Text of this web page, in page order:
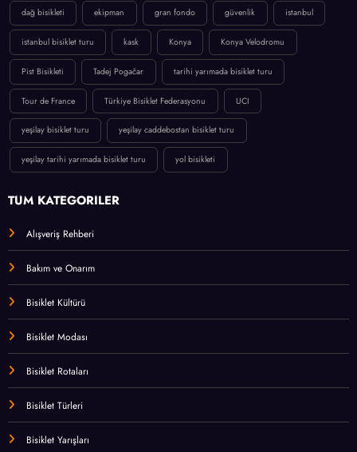
dağ bisikleti ekipman gran fondo güvenlik istanbul
istanbul bisiklet turu kask Konya Konya Velodromu
Pist Bisikleti Tadej Pogačar tarihi yarımada bisiklet turu
Tour de France Türkiye Bisiklet Federasyonu UCI
yeşilay bisiklet turu yeşilay caddebostan bisiklet turu
yeşilay tarihi yarımada bisiklet turu yol bisikleti
TÜM KATEGORİLER
Alışveriş Rehberi
Bakım ve Onarım
Bisiklet Kültürü
Bisiklet Modası
Bisiklet Rotaları
Bisiklet Türleri
Bisiklet Yarışları